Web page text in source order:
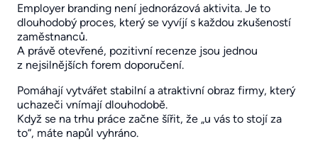
Employer branding není jednorázová aktivita. Je to
dlouhodobý proces, který se vyvíjí s každou zkušeností
zaměstnanců.
A právě otevřené, pozitivní recenze jsou jednou
z nejsilnějších forem doporučení.
Pomáhají vytvářet stabilní a atraktivní obraz firmy, který
uchazeči vnímají dlouhodobě.
Když se na trhu práce začne šířit, že „u vás to stojí za
to“, máte napůl vyhráno.